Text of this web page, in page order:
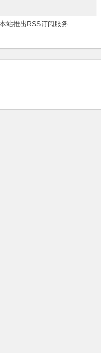
本站推出RSS订阅服务